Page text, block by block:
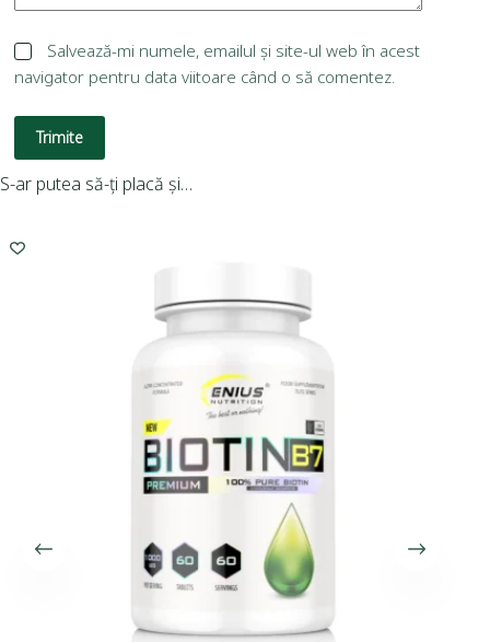
Salvează-mi numele, emailul și site-ul web în acest
navigator pentru data viitoare când o să comentez.
Trimite
S-ar putea să-ți placă și…